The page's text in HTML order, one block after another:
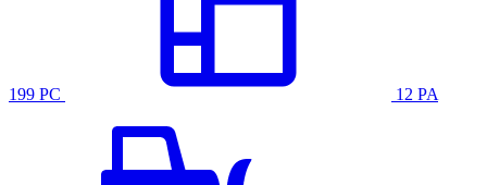
199 PC 12 PA